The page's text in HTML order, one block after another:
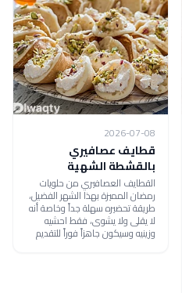
2026-07-08
قطايف عصافيري
بالقشطة الشهية
القطايف العصافيري من حلويات
رمضان المميزة بهذا الشهر الفضيل،
طريقة تحضيره سهلة جداً وخاصة أنه
لا يقلى ولا يشوى، فقط احشيه
وزينيه وسيكون جاهزاً فوراً للتقديم